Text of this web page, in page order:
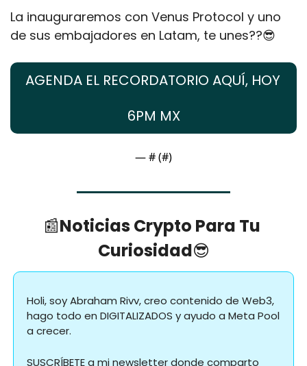
La inauguraremos con Venus Protocol y uno
de sus embajadores en Latam, te unes??😎
AGENDA EL RECORDATORIO AQUÍ, HOY
6PM MX
— # (#)
📰Noticias Crypto Para Tu
Curiosidad😎
Holi, soy Abraham Rivv, creo contenido de Web3,
hago todo en DIGITALIZADOS y ayudo a Meta Pool
a crecer.
SUSCRÍBETE a mi newsletter donde comparto